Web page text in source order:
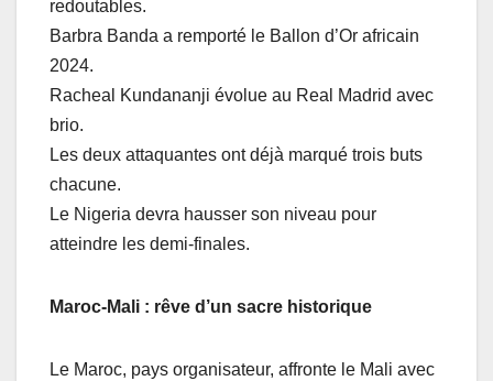
redoutables.
Barbra Banda a remporté le Ballon d’Or africain
2024.
Racheal Kundananji évolue au Real Madrid avec
brio.
Les deux attaquantes ont déjà marqué trois buts
chacune.
Le Nigeria devra hausser son niveau pour
atteindre les demi-finales.
Maroc-Mali : rêve d’un sacre historique
Le Maroc, pays organisateur, affronte le Mali avec